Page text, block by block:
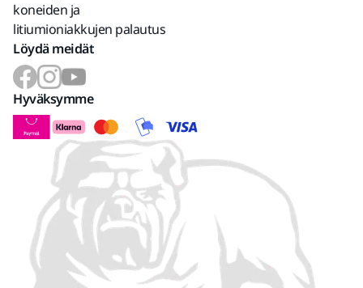
koneiden ja
litiumioniakkujen palautus
Löydä meidät
Hyväksymme